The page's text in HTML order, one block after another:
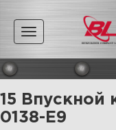
Toggle
navigation
15 Впускной
0138-E9